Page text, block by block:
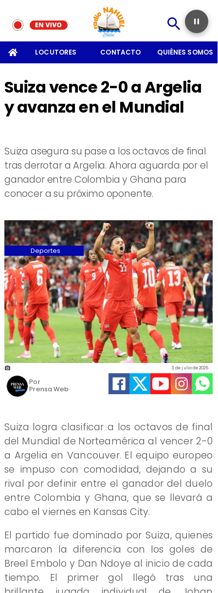
LOCUTORES CONTACTO QUIÉNES SOMOS
Suiza vence 2-0 a Argelia
y avanza en el Mundial
Suiza asegura su pase a los octavos de final
tras derrotar a Argelia. Ahora aguarda por el
ganador entre Colombia y Ghana para
conocer a su próximo oponente.
Prensa Web
3 de julio de 2026
Deportes
Por
Suiza logra clasificar a los octavos de final
del Mundial de Norteamérica al vencer 2-0
a Argelia en Vancouver. El equipo europeo
se impuso con comodidad, dejando a su
rival por definir entre el ganador del duelo
entre Colombia y Ghana, que se llevará a
cabo el viernes en Kansas City.
El partido fue dominado por Suiza, quienes
marcaron la diferencia con los goles de
Breel Embolo y Dan Ndoye al inicio de cada
tiempo. El primer gol llegó tras una